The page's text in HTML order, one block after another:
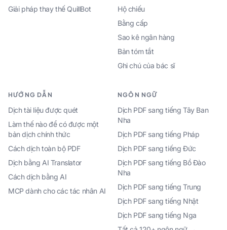
Giải pháp thay thế QuillBot
Hộ chiếu
Bằng cấp
Sao kê ngân hàng
Bản tóm tắt
Ghi chú của bác sĩ
HƯỚNG DẪN
Dịch tài liệu được quét
Làm thế nào để có được một
bản dịch chính thức
Cách dịch toàn bộ PDF
Dịch bằng AI Translator
Cách dịch bằng AI
MCP dành cho các tác nhân AI
NGÔN NGỮ
Dịch PDF sang tiếng Tây Ban
Nha
Dịch PDF sang tiếng Pháp
Dịch PDF sang tiếng Đức
Dịch PDF sang tiếng Bồ Đào
Nha
Dịch PDF sang tiếng Trung
Dịch PDF sang tiếng Nhật
Dịch PDF sang tiếng Nga